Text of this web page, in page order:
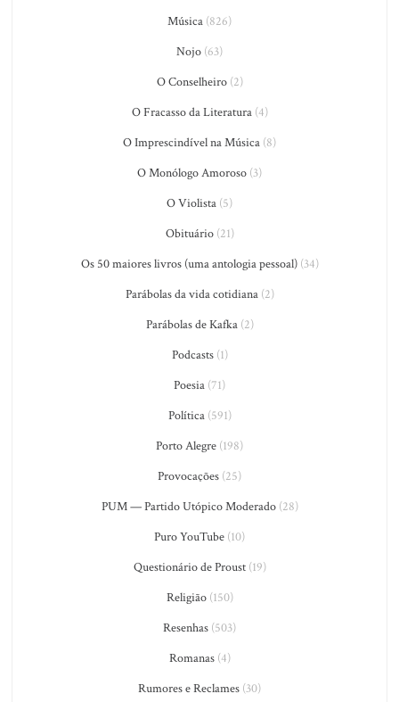
Música (826)
Nojo (63)
O Conselheiro(2)
O Fracasso da Literatura(4)
O Imprescindível na Música (8)
O Monólogo Amoroso (3)
O Violista (5)
Obituário(21)
Os 50 maiores livros (uma antologia pessoal)(34)
Parábolas da vida cotidiana(2)
Parábolas de Kafka(2)
Podcasts(1)
Poesia (71)
Política(591)
Porto Alegre (198)
Provocações (25)
PUM — Partido Utópico Moderado(28)
Puro YouTube (10)
Questionário de Proust(19)
Religião(150)
Resenhas (503)
Romanas(4)
Rumores e Reclames (30)